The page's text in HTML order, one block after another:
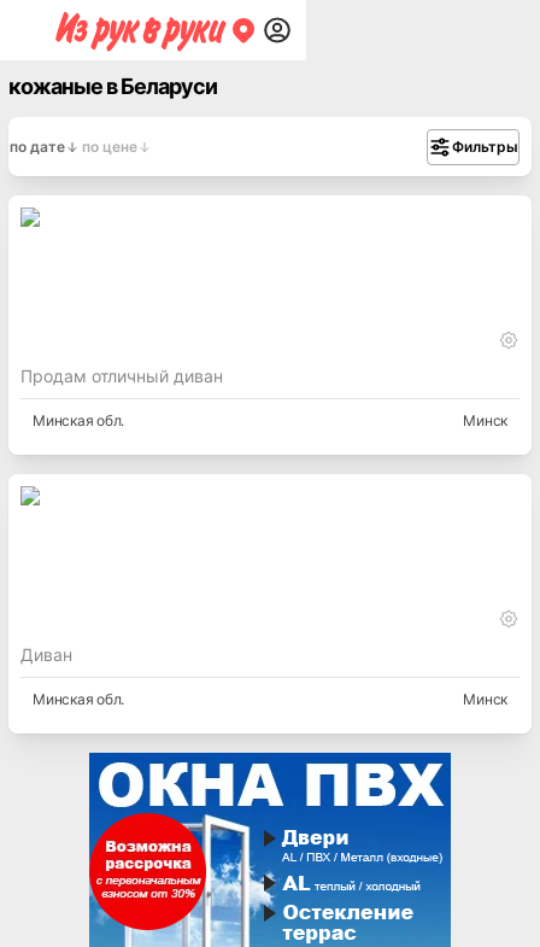
кожаные в Беларуси
по дате по цене Фильтры
Продам отличный диван
Минская обл. Минск
Диван
Минская обл. Минск